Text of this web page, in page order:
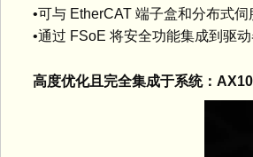
•可与 EtherCAT 端子盒和分布式伺
•通过 FSoE 将安全功能集成到驱动
高度优化且完全集成于系统：